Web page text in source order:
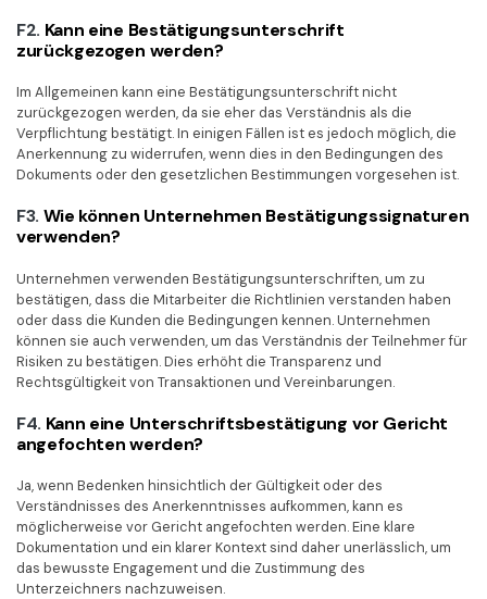
F2. Kann eine Bestätigungsunterschrift
zurückgezogen werden?
Im Allgemeinen kann eine Bestätigungsunterschrift nicht
zurückgezogen werden, da sie eher das Verständnis als die
Verpflichtung bestätigt. In einigen Fällen ist es jedoch möglich, die
Anerkennung zu widerrufen, wenn dies in den Bedingungen des
Dokuments oder den gesetzlichen Bestimmungen vorgesehen ist.
F3. Wie können Unternehmen Bestätigungssignaturen
verwenden?
Unternehmen verwenden Bestätigungsunterschriften, um zu
bestätigen, dass die Mitarbeiter die Richtlinien verstanden haben
oder dass die Kunden die Bedingungen kennen. Unternehmen
können sie auch verwenden, um das Verständnis der Teilnehmer für
Risiken zu bestätigen. Dies erhöht die Transparenz und
Rechtsgültigkeit von Transaktionen und Vereinbarungen.
F4. Kann eine Unterschriftsbestätigung vor Gericht
angefochten werden?
Ja, wenn Bedenken hinsichtlich der Gültigkeit oder des
Verständnisses des Anerkenntnisses aufkommen, kann es
möglicherweise vor Gericht angefochten werden. Eine klare
Dokumentation und ein klarer Kontext sind daher unerlässlich, um
das bewusste Engagement und die Zustimmung des
Unterzeichners nachzuweisen.